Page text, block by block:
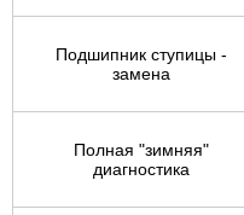
Подшипник ступицы -
замена
Полная "зимняя"
диагностика